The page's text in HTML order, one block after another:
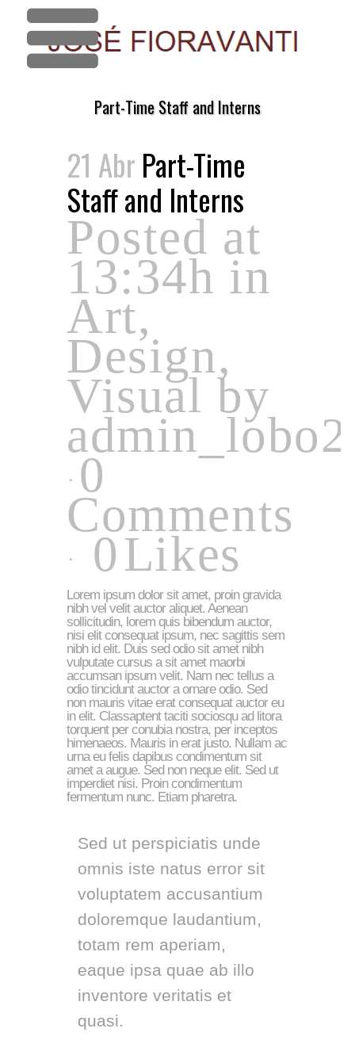
Part-Time Staff and Interns
21 Abr Part-Time
Staff and Interns
Posted at
13:34h in
Art,
Design,
Visual by
0
Comments
0Likes
Lorem ipsum dolor sit amet, proin gravida
nibh vel velit auctor aliquet. Aenean
sollicitudin, lorem quis bibendum auctor,
nisi elit consequat ipsum, nec sagittis sem
nibh id elit. Duis sed odio sit amet nibh
vulputate cursus a sit amet maorbi
accumsan ipsum velit. Nam nec tellus a
odio tincidunt auctor a ornare odio. Sed
non mauris vitae erat consequat auctor eu
in elit. Classaptent taciti sociosqu ad litora
torquent per conubia nostra, per inceptos
himenaeos. Mauris in erat justo. Nullam ac
urna eu felis dapibus condimentum sit
amet a augue. Sed non neque elit. Sed ut
imperdiet nisi. Proin condimentum
fermentum nunc. Etiam pharetra.
Sed ut perspiciatis unde
omnis iste natus error sit
voluptatem accusantium
doloremque laudantium,
totam rem aperiam,
eaque ipsa quae ab illo
inventore veritatis et
quasi.